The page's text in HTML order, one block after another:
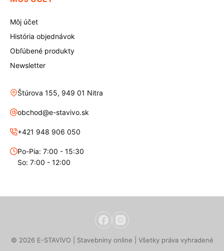
Môj účet
História objednávok
Obľúbené produkty
Newsletter
Štúrova 155, 949 01 Nitra
obchod@e-stavivo.sk
+421 948 906 050
Po-Pia: 7:00 - 15:30
So: 7:00 - 12:00
© 2026 E-STAVIVO | Stavebniny online | Všetky práva vyhradené